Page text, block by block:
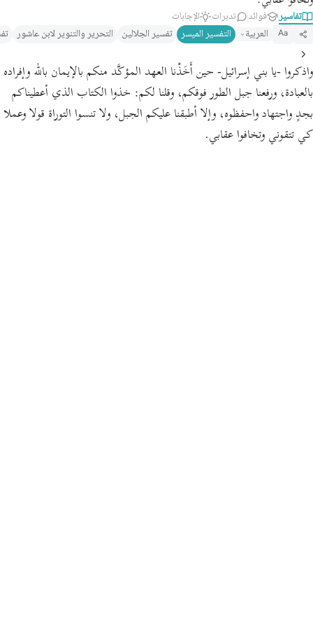
تفاسير فوائد تدبرات الإجابات
Aa العربية التفسير الميسر تفسير الجلالين التحرير والتنوير لابن عاشور
واذكروا -يا بني إسرائيل- حين أَخَذْنا العهد المؤكَّد منكم بالإيمان بالله وإفراده
بالعبادة، ورفعنا جبل الطور فوقكم، وقلنا لكم: خذوا الكتاب الذي أعطيناكم
بجدٍ واجتهاد واحفظوه، وإلا أطبقنا عليكم الجبل، ولا تنسوا التوراة قولا وعملا
كي تتقوني وتخافوا عقابي.